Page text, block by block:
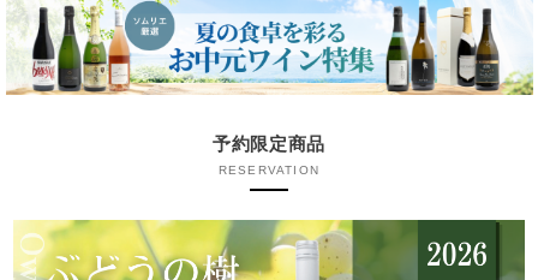
予約限定商品
RESERVATION